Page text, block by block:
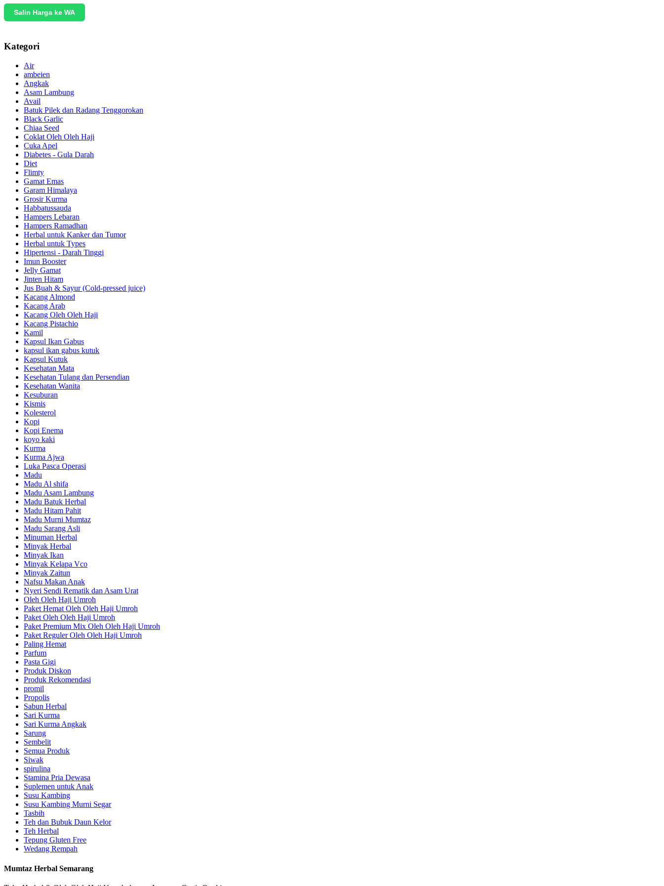
Salin Harga ke WA
Kategori
Air
ambeien
Angkak
Asam Lambung
Avail
Batuk Pilek dan Radang Tenggorokan
Black Garlic
Chiaa Seed
Coklat Oleh Oleh Haji
Cuka Apel
Diabetes - Gula Darah
Diet
Flimty
Gamat Emas
Garam Himalaya
Grosir Kurma
Habbatussauda
Hampers Lebaran
Hampers Ramadhan
Herbal untuk Kanker dan Tumor
Herbal untuk Types
Hipertensi - Darah Tinggi
Imun Booster
Jelly Gamat
Jinten Hitam
Jus Buah & Sayur (Cold-pressed juice)
Kacang Almond
Kacang Arab
Kacang Oleh Oleh Haji
Kacang Pistachio
Kamil
Kapsul Ikan Gabus
kapsul ikan gabus kutuk
Kapsul Kutuk
Kesehatan Mata
Kesehatan Tulang dan Persendian
Kesehatan Wanita
Kesuburan
Kismis
Kolesterol
Kopi
Kopi Enema
koyo kaki
Kurma
Kurma Ajwa
Luka Pasca Operasi
Madu
Madu Al shifa
Madu Asam Lambung
Madu Batuk Herbal
Madu Hitam Pahit
Madu Murni Mumtaz
Madu Sarang Asli
Minuman Herbal
Minyak Herbal
Minyak Ikan
Minyak Kelapa Vco
Minyak Zaitun
Nafsu Makan Anak
Nyeri Sendi Rematik dan Asam Urat
Oleh Oleh Haji Umroh
Paket Hemat Oleh Oleh Haji Umroh
Paket Oleh Oleh Haji Umroh
Paket Premium Mix Oleh Oleh Haji Umroh
Paket Reguler Oleh Oleh Haji Umroh
Paling Hemat
Parfum
Pasta Gigi
Produk Diskon
Produk Rekomendasi
promil
Propolis
Sabun Herbal
Sari Kurma
Sari Kurma Angkak
Sarung
Sembelit
Semua Produk
Siwak
spirulina
Stamina Pria Dewasa
Suplemen untuk Anak
Susu Kambing
Susu Kambing Murni Segar
Tasbih
Teh dan Bubuk Daun Kelor
Teh Herbal
Tepung Gluten Free
Wedang Rempah
Mumtaz Herbal Semarang